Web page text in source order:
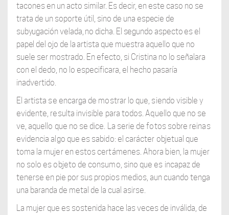
tacones en un acto similar. Es decir, en este caso no se
trata de un soporte útil, sino de una especie de
subyugación velada, no dicha. El segundo aspecto es el
papel del ojo de laartista que muestra aquello que no
suele ser mostrado. En efecto, si Cristina no lo señalara
con el dedo, no lo especificara, el hecho pasaría
inadvertido.
El artista se encarga de mostrar lo que, siendo visible y
evidente, resulta invisible para todos. Aquello que no se
ve, aquello que no se dice. La serie de fotos sobre reinas
evidencia algo que es sabido: el carácter objetual que
toma la mujer en estos certámenes. Ahora bien, la mujer
no solo es objeto de consumo, sino que es incapaz de
tenerse en pie por sus propios medios, aun cuando tenga
una baranda de metal de la cual asirse.
La mujer que es sostenida hace las veces de inválida, de